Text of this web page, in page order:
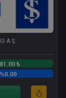
A.Ş.
₺
%0.00